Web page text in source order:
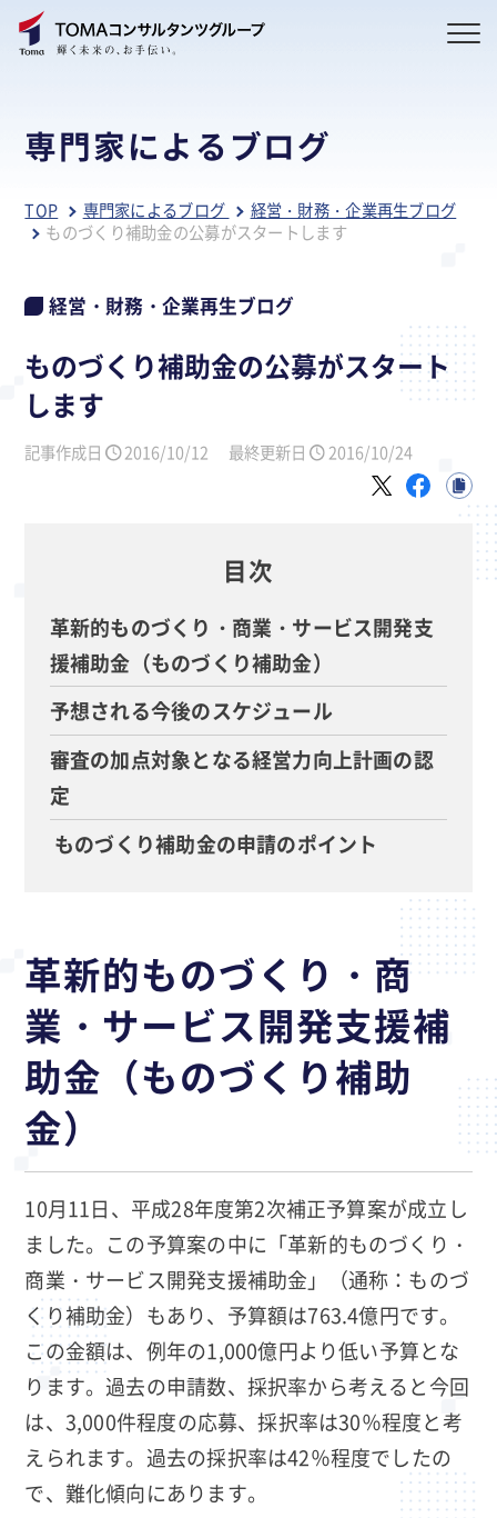
専門家によるブログ
TOP 専門家によるブログ
経営・財務・企業再生ブログ
ものづくり補助金の公募がスタートします
経営・財務・企業再生ブログ
ものづくり補助金の公募がスタート
します
記事作成日 2016/10/12 最終更新日 2016/10/24
目次
革新的ものづくり・商業・サービス開発支
援補助金（ものづくり補助金）
予想される今後のスケジュール
審査の加点対象となる経営力向上計画の認
定
ものづくり補助金の申請のポイント
革新的ものづくり・商
業・サービス開発支援補
助金（ものづくり補助
金）
10月11日、平成28年度第2次補正予算案が成立し
ました。この予算案の中に「革新的ものづくり・
商業・サービス開発支援補助金」（通称：ものづ
くり補助金）もあり、予算額は763.4億円です。
この金額は、例年の1,000億円より低い予算とな
ります。過去の申請数、採択率から考えると今回
は、3,000件程度の応募、採択率は30％程度と考
えられます。過去の採択率は42％程度でしたの
で、難化傾向にあります。